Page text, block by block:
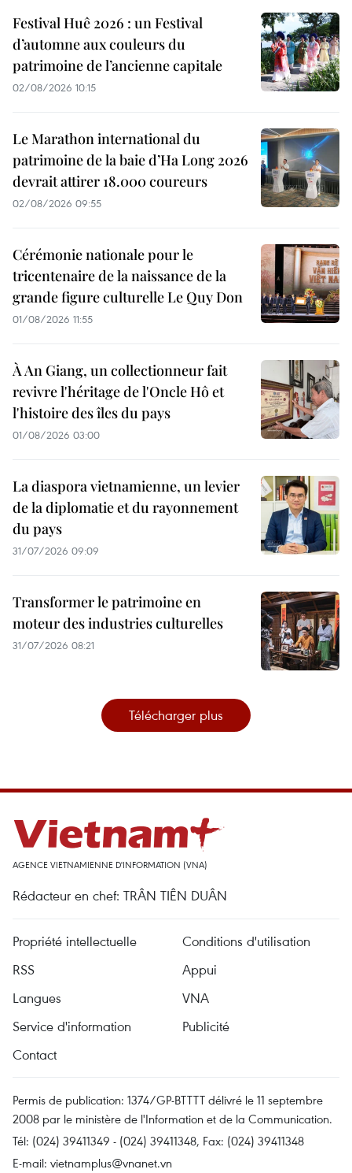
Festival Huê 2026 : un Festival
d’automne aux couleurs du
patrimoine de l’ancienne capitale
02/08/2026 10:15
Le Marathon international du
patrimoine de la baie d’Ha Long 2026
devrait attirer 18.000 coureurs
02/08/2026 09:55
Cérémonie nationale pour le
tricentenaire de la naissance de la
grande figure culturelle Le Quy Don
01/08/2026 11:55
À An Giang, un collectionneur fait
revivre l'héritage de l'Oncle Hô et
l'histoire des îles du pays
01/08/2026 03:00
La diaspora vietnamienne, un levier
de la diplomatie et du rayonnement
du pays
31/07/2026 09:09
Transformer le patrimoine en
moteur des industries culturelles
31/07/2026 08:21
Télécharger plus
AGENCE VIETNAMIENNE D'INFORMATION (VNA)
Rédacteur en chef: TRÂN TIÊN DUÂN
Propriété intellectuelle
Conditions d'utilisation
RSS
Appui
Langues
VNA
Service d'information
Publicité
Contact
Permis de publication: 1374/GP-BTTTT délivré le 11 septembre
2008 par le ministère de l'Information et de la Communication.
Tél: (024) 39411349 - (024) 39411348, Fax: (024) 39411348
E-mail: vietnamplus@vnanet.vn